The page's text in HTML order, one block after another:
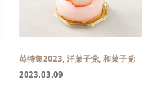
苺特集2023 洋菓子党 和菓子党
2023.03.09